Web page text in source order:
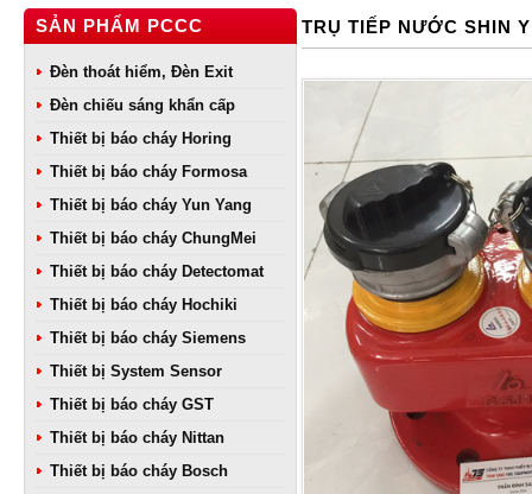
SẢN PHẨM PCCC
Đèn thoát hiểm, Đèn Exit
Đèn chiếu sáng khẩn cấp
Thiết bị báo cháy Horing
Thiết bị báo cháy Formosa
Thiết bị báo cháy Yun Yang
Thiết bị báo cháy ChungMei
Thiết bị báo cháy Detectomat
Thiết bị báo cháy Hochiki
Thiết bị báo cháy Siemens
Thiết bị System Sensor
Thiết bị báo cháy GST
Thiết bị báo cháy Nittan
Thiết bị báo cháy Bosch
TRỤ TIẾP NƯỚC SHIN